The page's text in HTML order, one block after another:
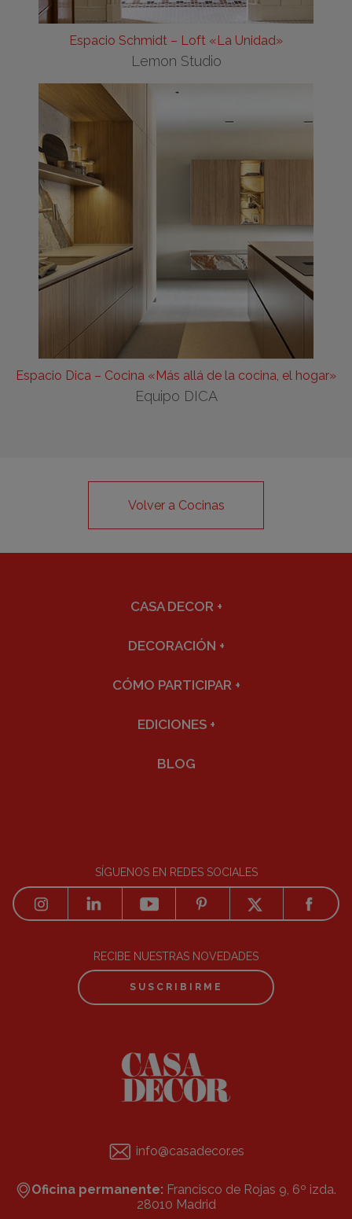
Espacio Schmidt – Loft «La Unidad»
Lemon Studio
Espacio Dica – Cocina «Más allá de la cocina, el hogar»
Equipo DICA
Volver a Cocinas
CASA DECOR +
DECORACIÓN +
CÓMO PARTICIPAR +
EDICIONES +
BLOG
SÍGUENOS EN REDES SOCIALES
RECIBE NUESTRAS NOVEDADES
SUSCRIBIRME
info@casadecor.es
Oficina permanente: Francisco de Rojas 9, 6º izda.
28010 Madrid